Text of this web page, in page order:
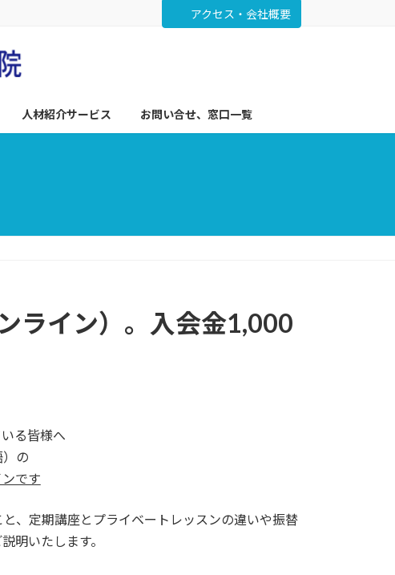
アクセス・会社概要
人材紹介サービス お問い合せ、窓口一覧
ライン）。入会金1,000
る皆様へ
の
です
、定期講座とプライベートレッスンの違いや振替
明いたします。